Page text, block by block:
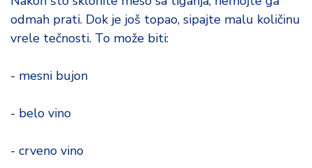
odmah prati. Dok je još topao, sipajte malu količinu
vrele tečnosti. To može biti:
- mesni bujon
- belo vino
- crveno vino